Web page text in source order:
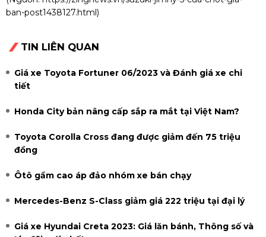
ban-post1438127.html)
TIN LIÊN QUAN
Giá xe Toyota Fortuner 06/2023 và Đánh giá xe chi
tiết
Honda City bản nâng cấp sắp ra mắt tại Việt Nam?
Toyota Corolla Cross đang được giảm đến 75 triệu
đồng
Ôtô gầm cao áp đảo nhóm xe bán chạy
Mercedes-Benz S-Class giảm giá 222 triệu tại đại lý
Giá xe Hyundai Creta 2023: Giá lăn bánh, Thông số và